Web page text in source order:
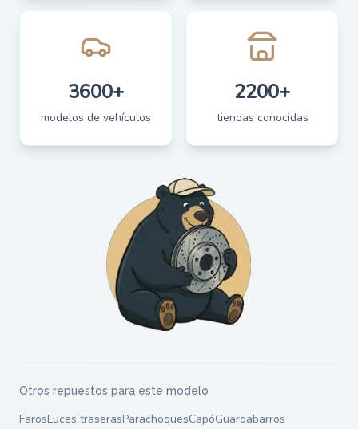
3600+
modelos de vehículos
2200+
tiendas conocidas
Otros repuestos para este modelo
FarosLuces traserasParachoquesCapóGuardabarros